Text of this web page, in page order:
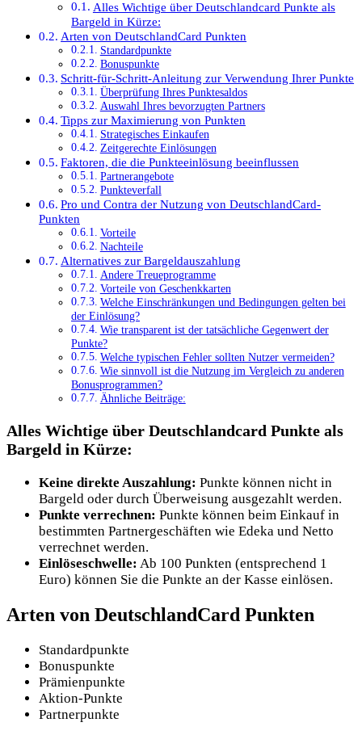
Alles Wichtige über Deutschlandcard Punkte als
Bargeld in Kürze:
Arten von DeutschlandCard Punkten
Standardpunkte
Bonuspunkte
Schritt-für-Schritt-Anleitung zur Verwendung Ihrer Punkte
Überprüfung Ihres Punktesaldos
Auswahl Ihres bevorzugten Partners
Tipps zur Maximierung von Punkten
Strategisches Einkaufen
Zeitgerechte Einlösungen
Faktoren, die die Punkteeinlösung beeinflussen
Partnerangebote
Punkteverfall
Pro und Contra der Nutzung von DeutschlandCard-
Punkten
Vorteile
Nachteile
Alternatives zur Bargeldauszahlung
Andere Treueprogramme
Vorteile von Geschenkkarten
Welche Einschränkungen und Bedingungen gelten bei
der Einlösung?
Wie transparent ist der tatsächliche Gegenwert der
Punkte?
Welche typischen Fehler sollten Nutzer vermeiden?
Wie sinnvoll ist die Nutzung im Vergleich zu anderen
Bonusprogrammen?
Ähnliche Beiträge:
Alles Wichtige über Deutschlandcard Punkte als
Bargeld in Kürze:
Keine direkte Auszahlung: Punkte können nicht in
Bargeld oder durch Überweisung ausgezahlt werden.
Punkte verrechnen: Punkte können beim Einkauf in
bestimmten Partnergeschäften wie Edeka und Netto
verrechnet werden.
Einlöseschwelle: Ab 100 Punkten (entsprechend 1
Euro) können Sie die Punkte an der Kasse einlösen.
Arten von DeutschlandCard Punkten
Standardpunkte
Bonuspunkte
Prämienpunkte
Aktion-Punkte
Partnerpunkte